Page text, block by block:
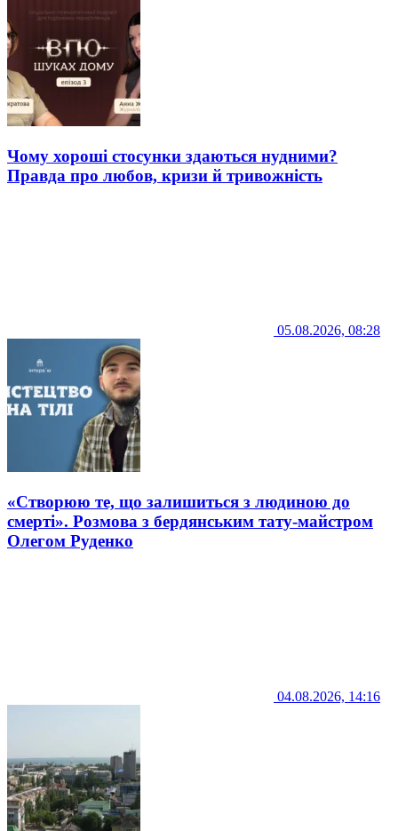
Чому хороші стосунки здаються нудними?
Правда про любов, кризи й тривожність
05.08.2026, 08:28
«Створюю те, що залишиться з людиною до
смерті». Розмова з бердянським тату-майстром
Олегом Руденко
04.08.2026, 14:16